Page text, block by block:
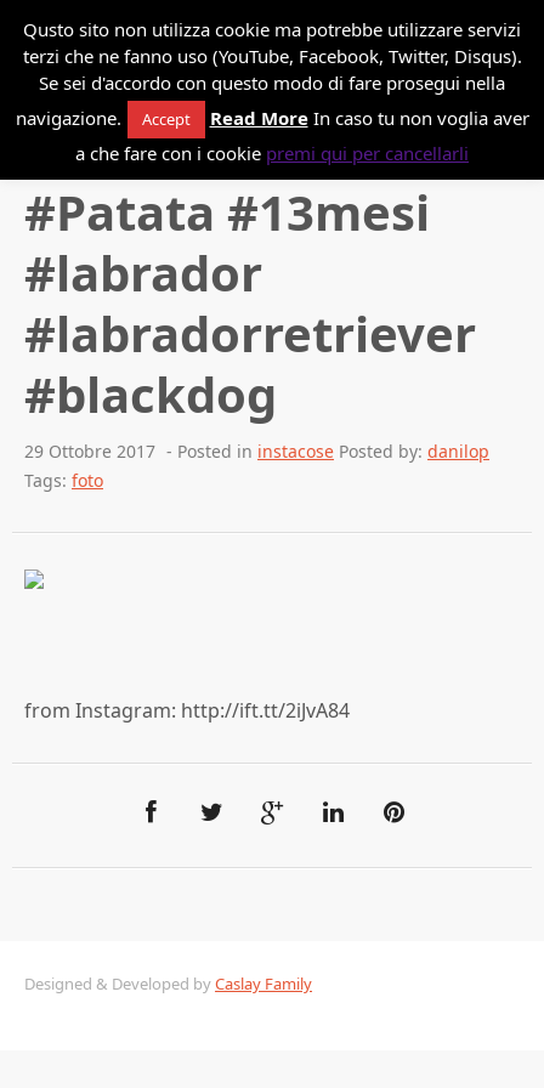
*Danilo Paissan
Back to blog
#Patata #13mesi
#labrador
#labradorretriever
#blackdog
29 Ottobre 2017 - Posted in instacose Posted by: danilop
Tags: foto
from Instagram: http://ift.tt/2iJvA84
Designed & Developed byCaslay Family
Qusto sito non utilizza cookie ma potrebbe utilizzare servizi
terzi che ne fanno uso (YouTube, Facebook, Twitter, Disqus).
Se sei d'accordo con questo modo di fare prosegui nella
navigazione.
Accept Read MoreIn caso tu non voglia aver
a che fare con i cookie premi qui per cancellarli